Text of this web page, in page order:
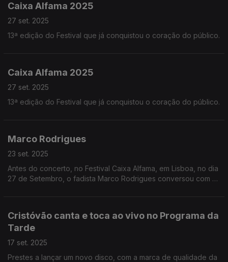
Caixa Alfama 2025
27 set. 2025
13ª edição do Festival que já conquistou o coração do público.
Caixa Alfama 2025
27 set. 2025
13ª edição do Festival que já conquistou o coração do público.
Marco Rodrigues
23 set. 2025
Antes do concerto, no Festival Caixa Alfama, em Lisboa, no dia
27 de Setembro, o fadista Marco Rodrigues conversou com o
Cristóvão canta e toca ao vivo no Programa da
Tarde
17 set. 2025
Prestes a lançar um novo disco, com a marca de qualidade da